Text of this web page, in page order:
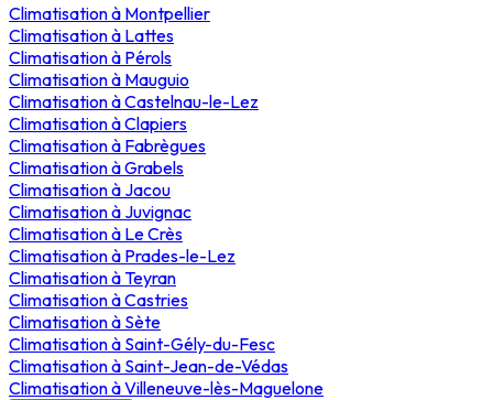
Climatisationà Montpellier
Climatisationà Lattes
Climatisationà Pérols
Climatisationà Mauguio
ClimatisationàCastelnau-le-Lez
ClimatisationàClapiers
Climatisationà Fabrègues
ClimatisationàGrabels
Climatisationà Jacou
Climatisationà Juvignac
Climatisationà Le Crès
Climatisationà Prades-le-Lez
ClimatisationàTeyran
ClimatisationàCastries
Climatisationà Sète
Climatisationà Saint-Gély-du-Fesc
Climatisationà Saint-Jean-de-Védas
ClimatisationàVilleneuve-lès-Maguelone